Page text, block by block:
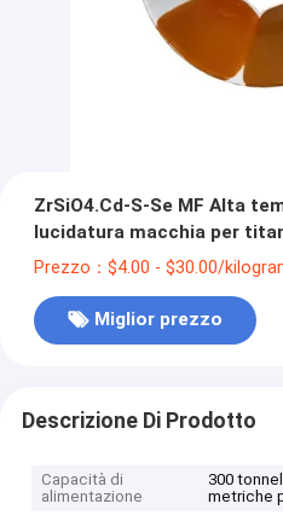
ZrSiO4.Cd-S-Se MF Alta
lucidatura macchia per
Prezzo：$4.00 - $30.00/
Miglior prezzo
Descrizione Di Prodotto
Capacità di
alimentazione
300
metriche